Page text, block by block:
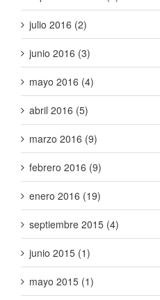
julio 2016 (2)
junio 2016 (3)
mayo 2016 (4)
abril 2016 (5)
marzo 2016 (9)
febrero 2016 (9)
enero 2016 (19)
septiembre 2015 (4)
junio 2015 (1)
mayo 2015 (1)